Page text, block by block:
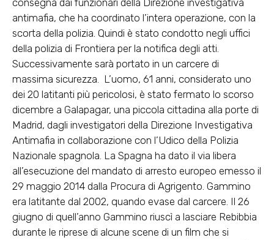
antimafia, che ha coordinato l’intera operazione, con la
scorta della polizia. Quindi è stato condotto negli uffici
della polizia di Frontiera per la notifica degli atti.
Successivamente sarà portato in un carcere di
massima sicurezza. L’uomo, 61 anni, considerato uno
dei 20 latitanti più pericolosi, è stato fermato lo scorso
dicembre a Galapagar, una piccola cittadina alla porte di
Madrid, dagli investigatori della Direzione Investigativa
Antimafia in collaborazione con l’Udico della Polizia
Nazionale spagnola. La Spagna ha dato il via libera
all’esecuzione del mandato di arresto europeo emesso il
29 maggio 2014 dalla Procura di Agrigento. Gammino
era latitante dal 2002, quando evase dal carcere. Il 26
giugno di quell’anno Gammino riuscì a lasciare Rebibbia
durante le riprese di alcune scene di un film che si